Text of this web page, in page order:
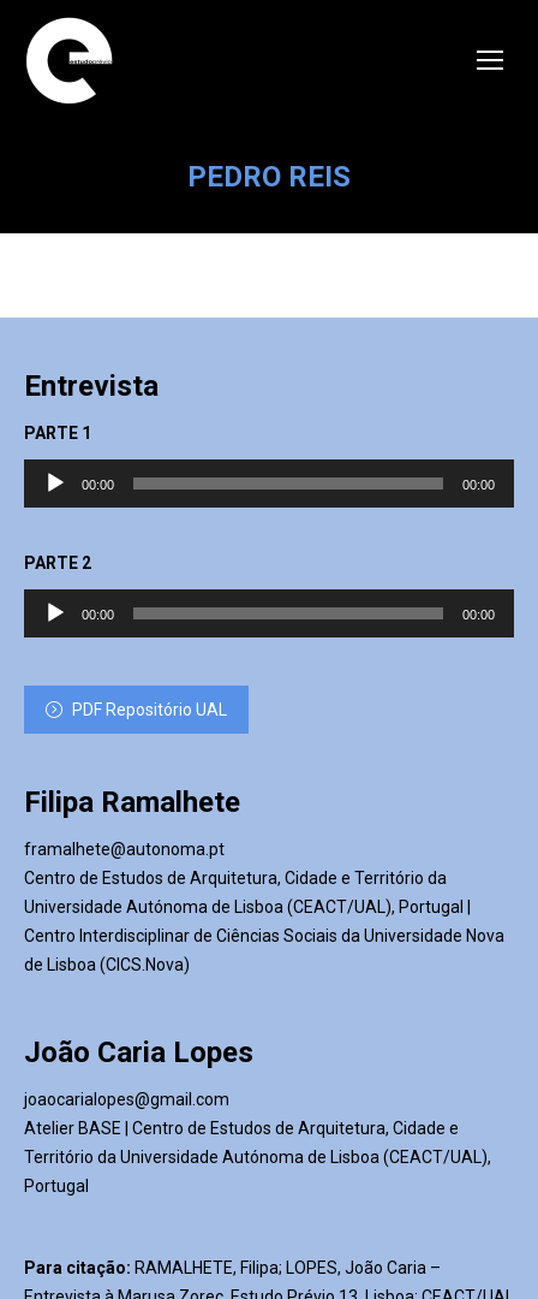
PEDRO REIS
Entrevista
PARTE 1
Reprodutor
00:00 00:00
PARTE 2
Reprodutor
00:00 00:00
PDF Repositório UAL
Filipa Ramalhete
framalhete@autonoma.pt
Centro de Estudos de Arquitetura, Cidade e Território da
Universidade Autónoma de Lisboa (CEACT/UAL), Portugal |
Centro Interdisciplinar de Ciências Sociais da Universidade Nova
de Lisboa (CICS.Nova)
João Caria Lopes
joaocarialopes@gmail.com
Atelier BASE | Centro de Estudos de Arquitetura, Cidade e
Território da Universidade Autónoma de Lisboa (CEACT/UAL),
Portugal
Para citação: RAMALHETE, Filipa; LOPES, João Caria –